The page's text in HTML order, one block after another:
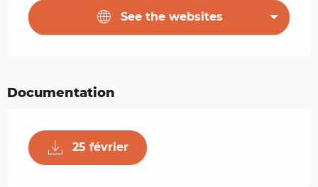
See the websites
Documentation
25 février